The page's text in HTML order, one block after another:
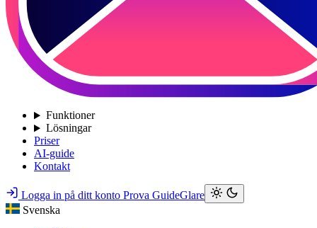
Funktioner
Lösningar
Priser
AI-guide
Kontakt
Logga in på ditt konto Prova GuideGlare
Svenska